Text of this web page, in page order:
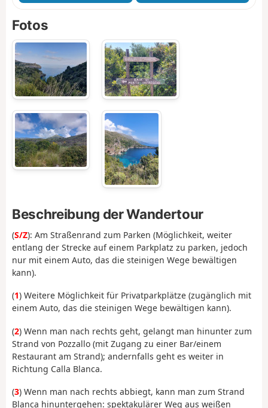
Fotos
Beschreibung der Wandertour
(S/Z): Am Straßenrand zum Parken (Möglichkeit, weiter
entlang der Strecke auf einem Parkplatz zu parken, jedoch
nur mit einem Auto, das die steinigen Wege bewältigen
kann).
(1) Weitere Möglichkeit für Privatparkplätze (zugänglich mit
einem Auto, das die steinigen Wege bewältigen kann).
(2) Wenn man nach rechts geht, gelangt man hinunter zum
Strand von Pozzallo (mit Zugang zu einer Bar/einem
Restaurant am Strand); andernfalls geht es weiter in
Richtung Calla Blanca.
(3) Wenn man nach rechts abbiegt, kann man zum Strand
Blanca hinuntergehen: spektakulärer Weg aus weißen